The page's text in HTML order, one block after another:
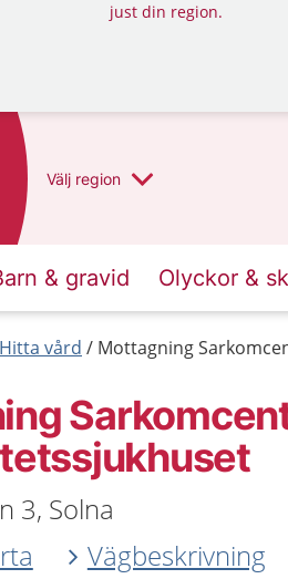
just din region.
Välj region
& gravid Olyckor &
Hitta vård Mottagning
3, Solna
Vägbeskrivning